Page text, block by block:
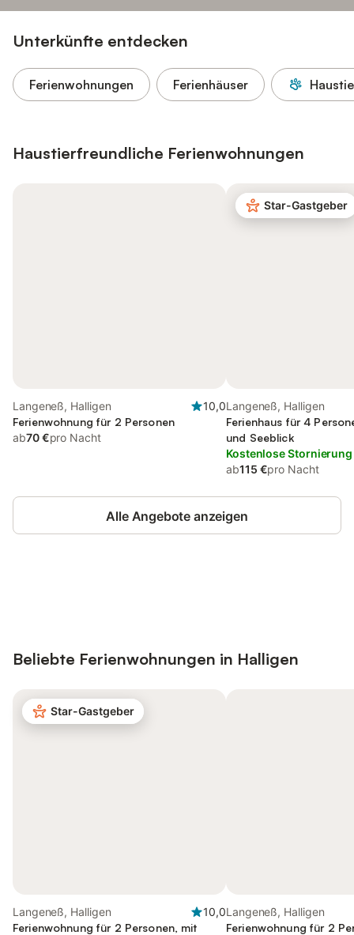
Unterkünfte entdecken
Ferienwohnungen Ferienhäuser
Haustierfreundliche Ferienwohnungen
Langeneß, Halligen
10,0
Ferienwohnung für 2 Personen
ab70 €pro Nacht
Star-Gastgeber
Langeneß, Halligen
Ferienhaus für 4
und Seeblick
Kostenlose Stornierung
ab115 €pro Nacht
Alle Angebote anzeigen
Beliebte Ferienwohnungen in Halligen
Star-Gastgeber
Langeneß, Halligen
10,0
Ferienwohnung für 2 Personen, mit
Langeneß, Halligen
Ferienwohnung für 2